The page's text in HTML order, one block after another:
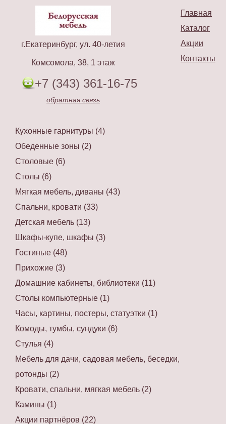
Главная
Каталог
Акции
Контакты
г.Екатеринбург, ул. 40-летия
Комсомола, 38, 1 этаж
+7 (343) 361-16-75
обратная связь
Кухонные гарнитуры (4)
Обеденные зоны (2)
Столовые (6)
Столы (6)
Мягкая мебель, диваны (43)
Спальни, кровати (33)
Детская мебель (13)
Шкафы-купе, шкафы (3)
Гостиные (48)
Прихожие (3)
Домашние кабинеты, библиотеки (11)
Столы компьютерные (1)
Часы, картины, постеры, статуэтки (1)
Комоды, тумбы, сундуки (6)
Стулья (4)
Мебель для дачи, садовая мебель, беседки,
ротонды (2)
Кровати, спальни, мягкая мебель (2)
Камины (1)
Акции партнёров (22)